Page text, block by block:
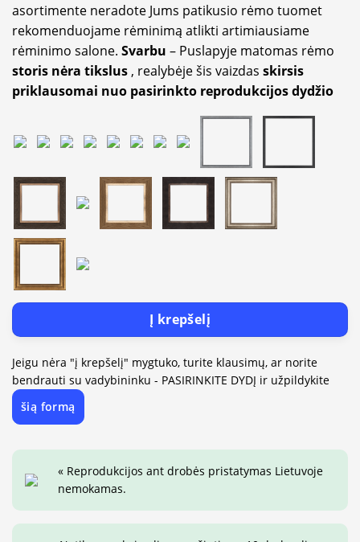
asortimente neradote Jums patikusio rėmo tuomet
rekomenduojame rėminimą atlikti artimiausiame
rėminimo salone. Svarbu – Puslapyje matomas rėmo
storis nėra tikslus , realybėje šis vaizdas skirsis
priklausomai nuo pasirinkto reprodukcijos dydžio
Į krepšelį
Jeigu nėra "į krepšelį" mygtuko, turite klausimų, ar norite
bendrauti su vadybininku - PASIRINKITE DYDĮ ir užpildykite
šią formą
« Reprodukcijos ant drobės pristatymas Lietuvoje
nemokamas.